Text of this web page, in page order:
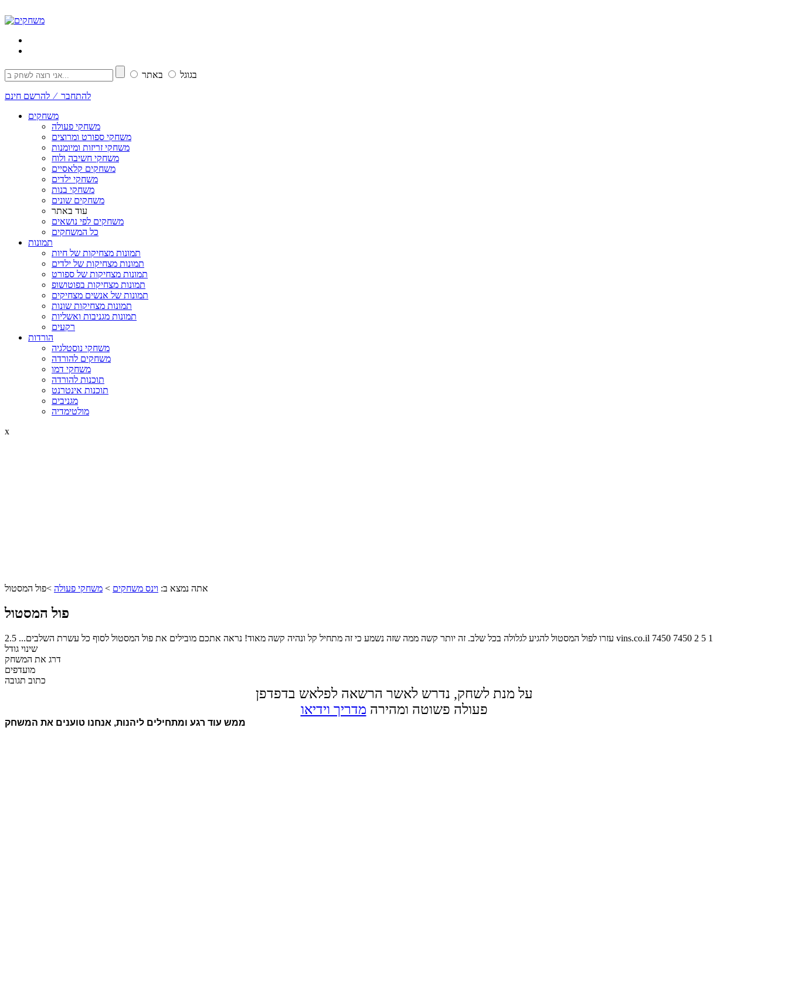
בגוגל באתר
להתחבר ⁄ להרשם חינם
משחקים
משחקי פעולה
משחקי ספורט ומרוצים
משחקי זריזות ומיומנות
משחקי חשיבה ולוח
משחקים קלאסיים
משחקי ילדים
משחקי בנות
משחקים שונים
עוד באתר
משחקים לפי נושאים
כל המשחקים
תמונות
תמונות מצחיקות של חיות
תמונות מצחיקות של ילדים
תמונות מצחיקות של ספורט
תמונות מצחיקות בפוטושופ
תמונות של אנשים מצחיקים
תמונות מצחיקות שונות
תמונות מגניבות ואשליות
רקעים
הורדות
משחקי נוסטלגיה
משחקים להורדה
משחקי דמו
תוכנות להורדה
תוכנות אינטרנט
מגניבים
מולטימדיה
x
אתה נמצא ב: וינס משחקים > משחקי פעולה >פול המסטול
פול המסטול
עזרו לפול המסטול להגיע לגלולה בכל שלב. זה יותר קשה ממה שזה נשמע כי זה מתחיל קל ונהיה קשה מאוד! נראה אתכם מובילים את פול המסטול לסוף כל עשרת השלבים... 2.5 vins.co.il 7450 7450 2 5 1
שינוי גודל
דרג את המשחק
מועדפים
כתוב תגובה
על מנת לשחק, נדרש לאשר הרשאה לפלאש בדפדפן
פעולה פשוטה ומהירה מדריך וידיאו
ממש עוד רגע ומתחילים ליהנות, אנחנו טוענים את המשחק